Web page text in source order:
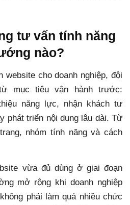
tư vấn tính năng
nào?
cho doanh nghiệp, đội
mục tiêu vận hành trước:
năng lực, nhận khách tư
phát triển nội dung lâu dài. Từ
nhóm tính năng và cách
vừa đủ dùng ở giai đoạn
mở rộng khi doanh nghiệp
phải làm quá nhiều chức